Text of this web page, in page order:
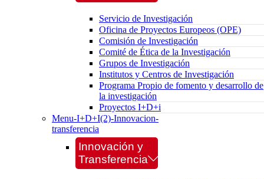
Servicio de Investigación
Oficina de Proyectos Europeos (OPE)
Comisión de Investigación
Comité de Ética de la Investigación
Grupos de Investigación
Institutos y Centros de Investigación
Programa Propio de fomento y desarrollo de
la investigación
Proyectos I+D+i
Menu-I+D+I(2)-Innovacion-
transferencia
Innovación y
Transferencia